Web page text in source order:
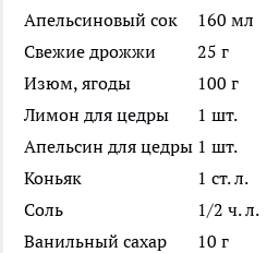
Апельсиновый сок
160 мл
Свежие дрожжи
25 г
Изюм, ягоды
100 г
Лимон для цедры
1 шт.
Апельсин для цедры 1 шт.
Коньяк
1 ст. л.
Соль
1/2 ч. л.
Ванильный сахар
10 г